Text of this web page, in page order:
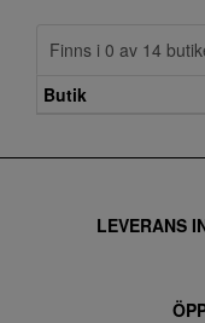
Finns i 0 av 14
Butik
LEVERANS